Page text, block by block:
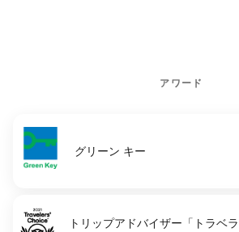
アワード
グリーン キー
トリップアドバイザー「トラベ